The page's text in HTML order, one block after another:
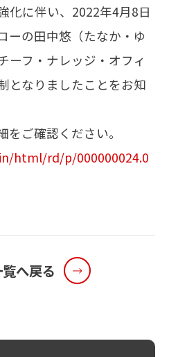
マガジン
化に伴い、2022年4月8日
ーの田中悠（たなか・ゆ
ーフ・ナレッジ・オフィ
となりましたことをお知
ご確認ください。
html/rd/p/000000024.0
へ戻る